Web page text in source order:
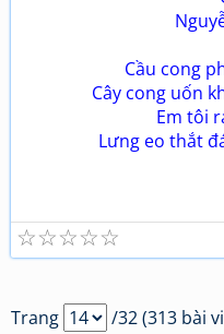
Cầu cong
Cây cong uốn
Em tôi
Lưng eo thắt
NDS.
☆
☆
☆
☆
☆
Trang /32 (313 bài